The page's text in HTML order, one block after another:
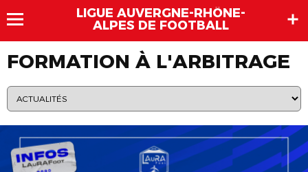
LIGUE AUVERGNE-RHÔNE-
ALPES DE FOOTBALL
FORMATION À L'ARBITRAGE